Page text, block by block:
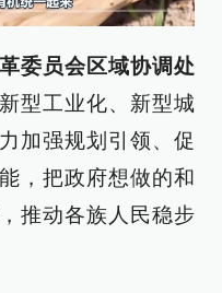
委员会区域协调处
型工业化、新型城
加强规划引领、促
，把政府想做的和
推动各族人民稳步